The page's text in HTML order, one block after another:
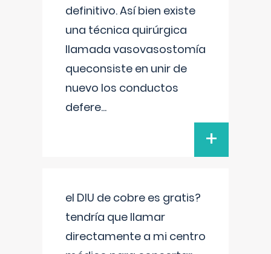
definitivo. Así bien existe
una técnica quirúrgica
llamada vasovasostomía
queconsiste en unir de
nuevo los conductos
defere...
+
el DIU de cobre es gratis?
tendría que llamar
directamente a mi centro